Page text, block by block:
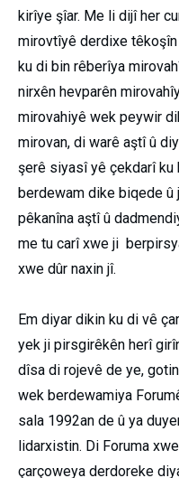
kirîye şîar. Me li dijî her
mirovtîyê derdixe
ku di bin rêberîya
nirxên hevparên
mirovahiyê wek peywir
mirovan, di warê aştî û
şerê siyasî yê çekdarî
berdewam dike biqede û
pêkanîna aştî û
me tu carî xwe ji
xwe dûr naxin jî.
Em diyar dikin ku di vê
yek ji pirsgirêkên herî
dîsa di rojevê de ye,
wek berdewamiya
sala 1992an de û ya
lidarxistin. Di Foruma
çarçoweya derdoreke